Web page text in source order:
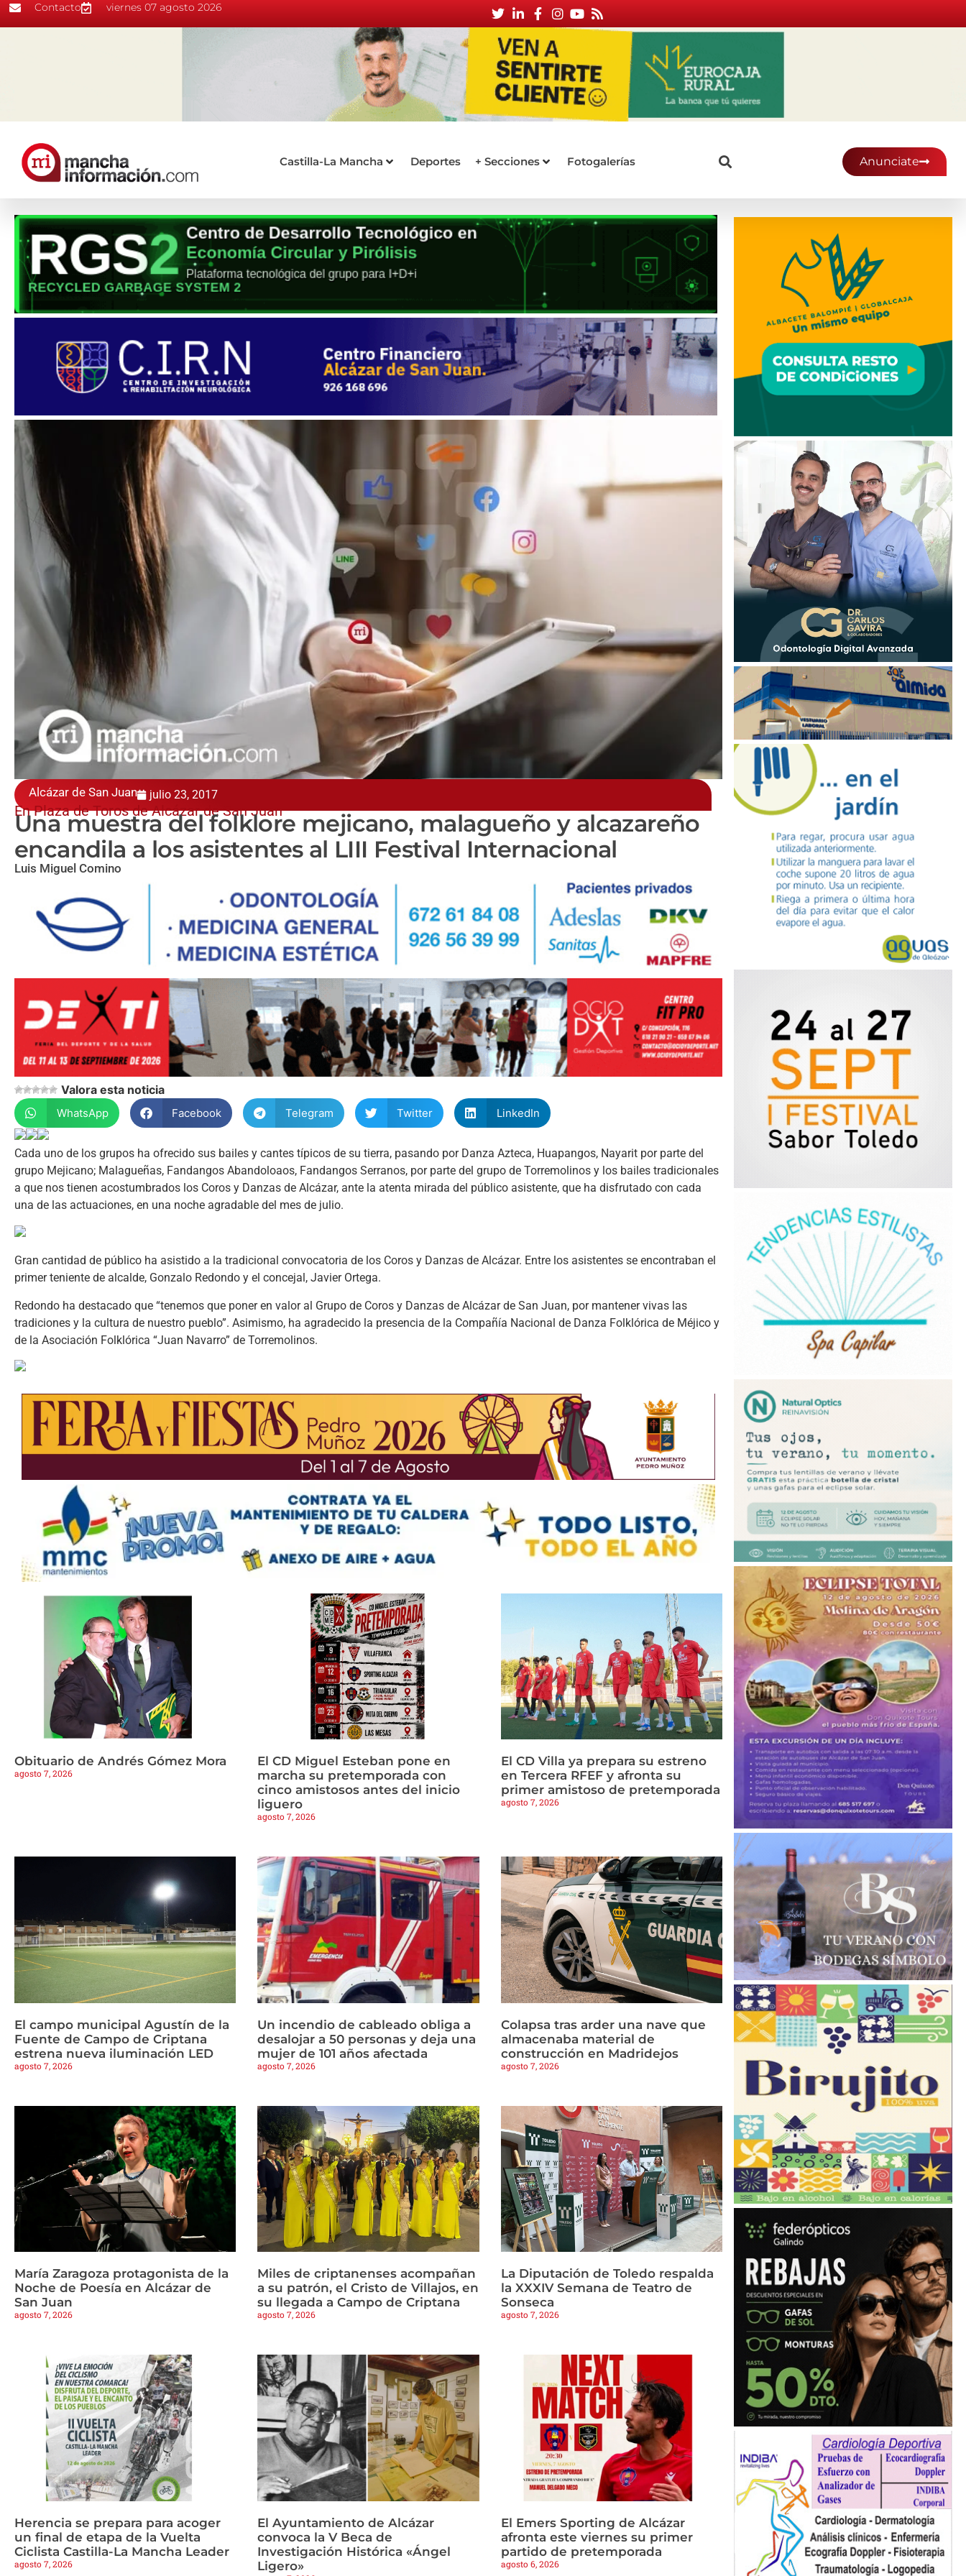
Contacto viernes 07 agosto 2026
Castilla-La Mancha Deportes + Secciones Fotogalerías Anunciate
Alcázar de San Juan julio 23, 2017
En Plaza de Toros de Alcázar de San Juan
Una muestra del folklore mejicano, malagueño y alcazareño
encandila a los asistentes al LIII Festival Internacional
Luis Miguel Comino
Valora esta noticia
WhatsApp Facebook Telegram Twitter LinkedIn
Cada uno de los grupos ha ofrecido sus bailes y cantes típicos de su tierra, pasando por Danza Azteca, Huapangos, Nayarit por parte del
grupo Mejicano; Malagueñas, Fandangos Abandoloaos, Fandangos Serranos, por parte del grupo de Torremolinos y los bailes tradicionales
a que nos tienen acostumbrados los Coros y Danzas de Alcázar, ante la atenta mirada del público asistente, que ha disfrutado con cada
una de las actuaciones, en una noche agradable del mes de julio.
Gran cantidad de público ha asistido a la tradicional convocatoria de los Coros y Danzas de Alcázar. Entre los asistentes se encontraban el
primer teniente de alcalde, Gonzalo Redondo y el concejal, Javier Ortega.
Redondo ha destacado que “tenemos que poner en valor al Grupo de Coros y Danzas de Alcázar de San Juan, por mantener vivas las
tradiciones y la cultura de nuestro pueblo”. Asimismo, ha agradecido la presencia de la Compañía Nacional de Danza Folklórica de Méjico y
de la Asociación Folklórica “Juan Navarro” de Torremolinos.
Obituario de Andrés Gómez Mora
agosto 7, 2026
El CD Miguel Esteban pone en
marcha su pretemporada con
cinco amistosos antes del inicio
liguero
agosto 7, 2026
El CD Villa ya prepara su estreno
en Tercera RFEF y afronta su
primer amistoso de pretemporada
agosto 7, 2026
El campo municipal Agustín de la
Fuente de Campo de Criptana
estrena nueva iluminación LED
agosto 7, 2026
Un incendio de cableado obliga a
desalojar a 50 personas y deja una
mujer de 101 años afectada
agosto 7, 2026
Colapsa tras arder una nave que
almacenaba material de
construcción en Madridejos
agosto 7, 2026
María Zaragoza protagonista de la
Noche de Poesía en Alcázar de
San Juan
agosto 7, 2026
Miles de criptanenses acompañan
a su patrón, el Cristo de Villajos, en
su llegada a Campo de Criptana
agosto 7, 2026
La Diputación de Toledo respalda
la XXXIV Semana de Teatro de
Sonseca
agosto 7, 2026
Herencia se prepara para acoger
un final de etapa de la Vuelta
Ciclista Castilla-La Mancha Leader
agosto 7, 2026
El Ayuntamiento de Alcázar
convoca la V Beca de
Investigación Histórica «Ángel
Ligero»
El Emers Sporting de Alcázar
afronta este viernes su primer
partido de pretemporada
agosto 6, 2026